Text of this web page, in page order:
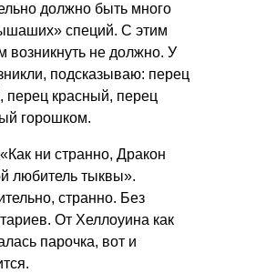
должно быть много
специй. С этим
возникнуть не должно. У
подсказываю: перец
перец красный, перец
горошком.
ни странно, Дракон
любитель тыквы».
странно. Без
От Хеллоуина как
парочка, вот и